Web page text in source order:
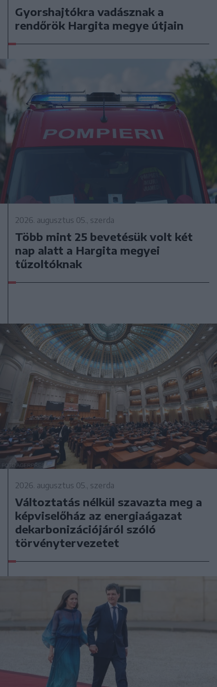
Gyorshajtókra vadásznak a
rendőrök Hargita megye útjain
2026. augusztus 05., szerda
Több mint 25 bevetésük volt két
nap alatt a Hargita megyei
tűzoltóknak
2026. augusztus 05., szerda
Változtatás nélkül szavazta meg a
képviselőház az energiaágazat
dekarbonizációjáról szóló
törvénytervezetet